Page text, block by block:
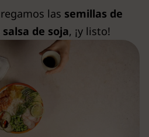
las semillas de
de soja, ¡y listo!